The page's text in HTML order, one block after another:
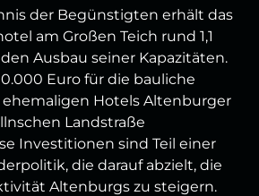
der Begünstigten erhält das
am Großen Teich rund 1,1
Ausbau seiner Kapazitäten.
Euro für die bauliche
Hotels Altenburger
Landstraße
Investitionen sind Teil einer
die darauf abzielt, die
Altenburgs zu steigern.